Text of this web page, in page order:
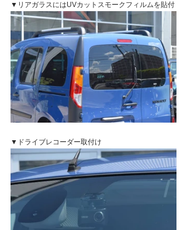
▼リアガラスにはUVカットスモークフィルムを貼付
▼ドライブレコーダー取付け